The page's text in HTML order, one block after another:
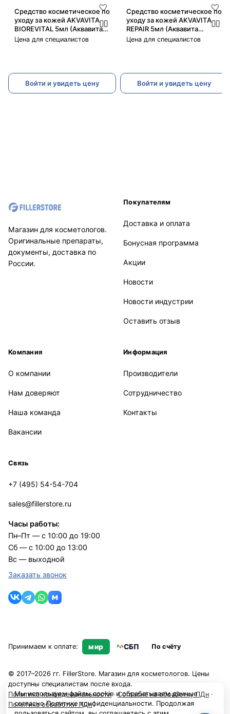
Мы используем файлы cookie и обрабатываем данные
согласноПолитике конфиденциальности. Продолжая
Средство косметическое по
уходу за кожей AKVAVITA
BIOREVITAL 5мл (Аквавита
Биоревитал)
Цена для специалистов
Войти и увидеть цену
Средство косметическое по
уходу за кожей AKVAVITA
REPAIR 5мл (Аквавита
Репаер)
Цена для специалистов
Войти и увидеть цену
Магазин для косметологов.
Оригинальные препараты,
документы, доставка по
России.
Покупателям
Доставка и оплата
Бонусная программа
Акции
Новости
Новости индустрии
Оставить отзыв
Компания
О компании
Нам доверяют
Наша команда
Вакансии
Информация
Производители
Сотрудничество
Контакты
Связь
+7 (495) 54-54-704
sales@fillerstore.ru
Часы работы:
Пн–Пт — с 10:00 до 19:00
Сб — с 10:00 до 13:00
Вс — выходной
Заказать звонок
Принимаем к оплате: мир СБП По счёту
© 2017–2026 гг. FillerStore. Магазин для косметологов. Цены
доступны специалистам после входа.
Политика конфиденциальности·Согласие на обработку ПДн ·
Политика обработки ПДн